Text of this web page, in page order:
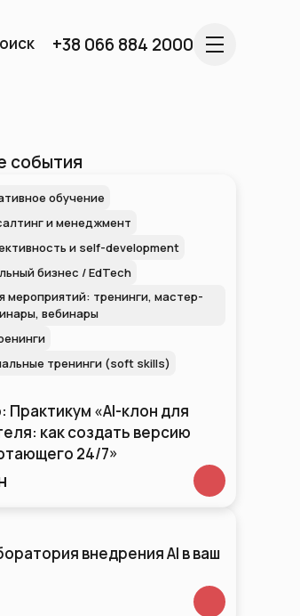
+38 066 884 2000
события
обучение
и менеджмент
и self-development
бизнес / EdTech
мероприятий: тренинги, мастер-
вебинары
тренинги (soft skills)
«AI-клон для
как создать версию
24/7»
внедрения AI в ваш